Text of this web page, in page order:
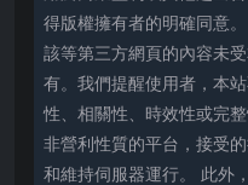
得版權擁有者的明確同意
該等第三方網頁的內容未
有。我們提醒使用者，本
性、相關性、時效性或完
非營利性質的平台，接受
和維持伺服器運行。 此外